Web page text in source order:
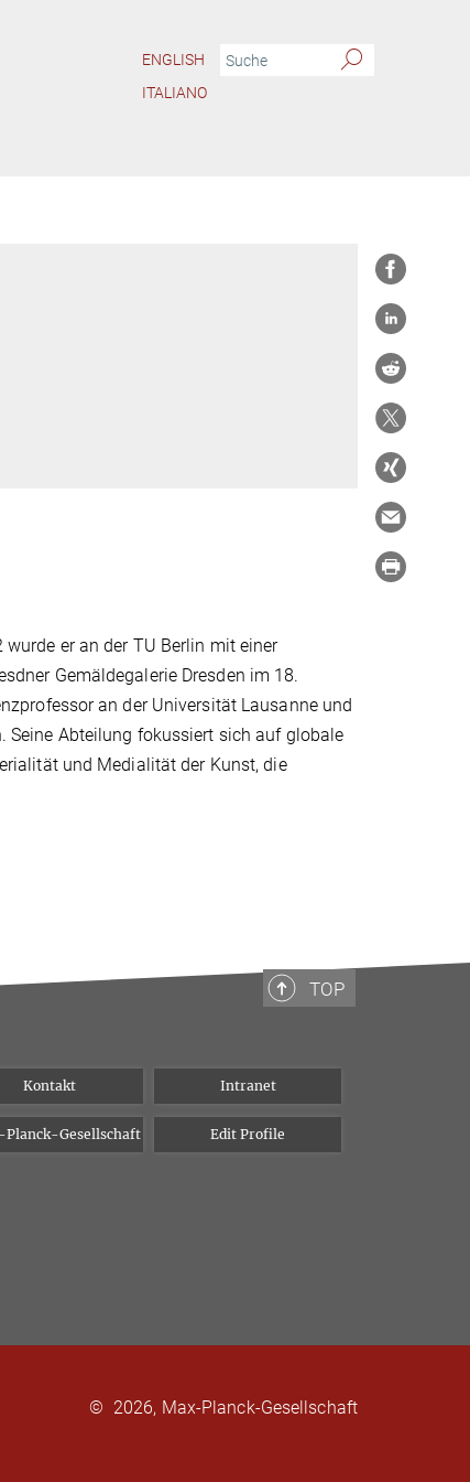
ENGLISH
ITALIANO
er an der TU Berlin mit einer
Gemäldegalerie Dresden im 18.
an der Universität Lausanne und
Seine Abteilung fokussiert sich auf globale
und Medialität der Kunst, die
TOP
Kontakt Intranet
Planck-Gesellschaft Edit Profile
© 2026, Max-Planck-Gesellschaft